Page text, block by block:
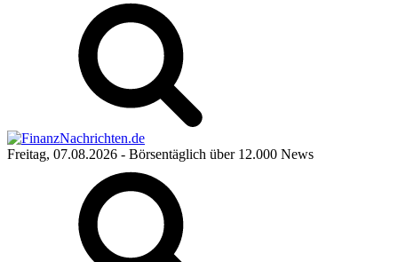
Freitag, 07.08.2026 - Börsentäglich über 12.000 News